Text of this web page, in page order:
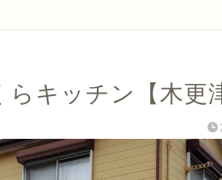
らキッチン【木更